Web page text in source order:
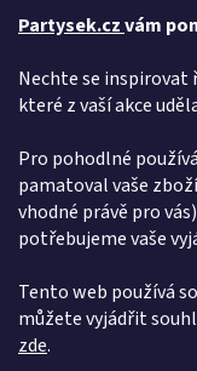
Partysek.czvám
Nechte se inspirovat
které z vaší akce
Pro pohodlné
pamatoval vaše
vhodné právě pro vás)
potřebujeme vaše
Tento web používá
můžete vyjádřit
zde.
Popis Hodnocení
Detailní popis
vytvoříte ty
Doplňkové
Kategorie: